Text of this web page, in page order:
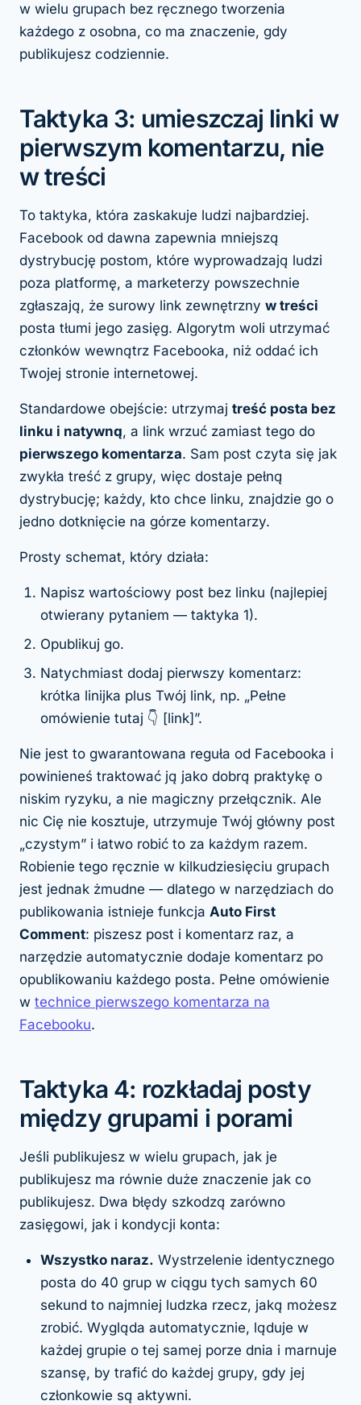
w wielu grupach bez ręcznego tworzenia
każdego z osobna, co ma znaczenie, gdy
publikujesz codziennie.
Taktyka 3: umieszczaj linki w
pierwszym komentarzu, nie
w treści
To taktyka, która zaskakuje ludzi najbardziej.
Facebook od dawna zapewnia mniejszą
dystrybucję postom, które wyprowadzają ludzi
poza platformę, a marketerzy powszechnie
zgłaszają, że surowy link zewnętrzny w treści
posta tłumi jego zasięg. Algorytm woli utrzymać
członków wewnątrz Facebooka, niż oddać ich
Twojej stronie internetowej.
Standardowe obejście: utrzymaj treść posta bez
linku i natywną, a link wrzuć zamiast tego do
pierwszego komentarza. Sam post czyta się jak
zwykła treść z grupy, więc dostaje pełną
dystrybucję; każdy, kto chce linku, znajdzie go o
jedno dotknięcie na górze komentarzy.
Prosty schemat, który działa:
Napisz wartościowy post bez linku (najlepiej
otwierany pytaniem — taktyka 1).
Opublikuj go.
Natychmiast dodaj pierwszy komentarz:
krótka linijka plus Twój link, np. „Pełne
omówienie tutaj 👇 [link]”.
Nie jest to gwarantowana reguła od Facebooka i
powinieneś traktować ją jako dobrą praktykę o
niskim ryzyku, a nie magiczny przełącznik. Ale
nic Cię nie kosztuje, utrzymuje Twój główny post
„czystym” i łatwo robić to za każdym razem.
Robienie tego ręcznie w kilkudziesięciu grupach
jest jednak żmudne — dlatego w narzędziach do
publikowania istnieje funkcja Auto First
Comment: piszesz post i komentarz raz, a
narzędzie automatycznie dodaje komentarz po
opublikowaniu każdego posta. Pełne omówienie
w technice pierwszego komentarza na
Facebooku.
Taktyka 4: rozkładaj posty
między grupami i porami
Jeśli publikujesz w wielu grupach, jak je
publikujesz ma równie duże znaczenie jak co
publikujesz. Dwa błędy szkodzą zarówno
zasięgowi, jak i kondycji konta:
Wszystko naraz. Wystrzelenie identycznego
posta do 40 grup w ciągu tych samych 60
sekund to najmniej ludzka rzecz, jaką możesz
zrobić. Wygląda automatycznie, ląduje w
każdej grupie o tej samej porze dnia i marnuje
szansę, by trafić do każdej grupy, gdy jej
członkowie są aktywni.